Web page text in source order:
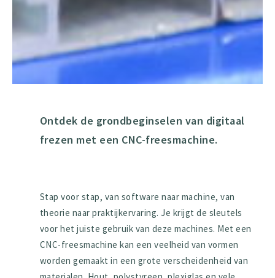
Ontdek de grondbeginselen van digitaal
frezen met een CNC-freesmachine.
Stap voor stap, van software naar machine, van
theorie naar praktijkervaring. Je krijgt de sleutels
voor het juiste gebruik van deze machines. Met een
CNC-freesmachine kan een veelheid van vormen
worden gemaakt in een grote verscheidenheid van